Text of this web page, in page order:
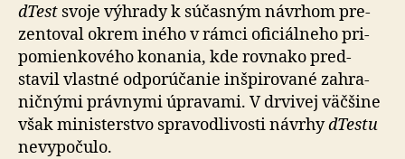
dTest svoje výhrady k súčasným návrhom pre­
zen­toval okrem iného v rámci ofi­ciál­neho pri­
po­mien­ko­vého ko­na­nia, kde rov­nako pred­
stavil vlastné od­po­rú­čanie inšpi­ro­vané zahra­
nič­nými právnymi úpravami. V drvivej väčšine
však mi­nis­ter­stvo spra­vod­li­vosti návrhydTestu
ne­vy­po­čulo.